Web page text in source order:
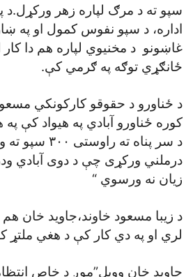
سپو ته د مرګ لپاره زهر
اداره، د سپو نفوس کمول او په
غاښونو د مخنيوي لپاره هم دا کار
ځانګړي توګه په ګرمي کې.
د ځناورو د حقوقو کارکونکي
کوره ځناورو آبادي په هيواد کې په
د سر پناه ته
درملني ورکړی چې د دوی آبادي
زيان نه ورسوي “
د زيبا مسعود خاوند،جاويد خان
لري او په دي کار کې د هغي ملتړ
جاويد خان وويل”موږ د خاص